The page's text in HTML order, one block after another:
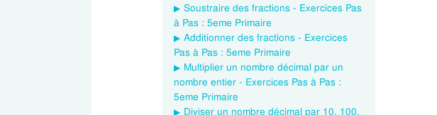
Soustraire des fractions - Exercices Pas
à Pas : 5eme Primaire
Additionner des fractions - Exercices
Pas à Pas : 5eme Primaire
Multiplier un nombre décimal par un
nombre entier - Exercices Pas à Pas :
5eme Primaire
Diviser un nombre décimal par 10, 100,